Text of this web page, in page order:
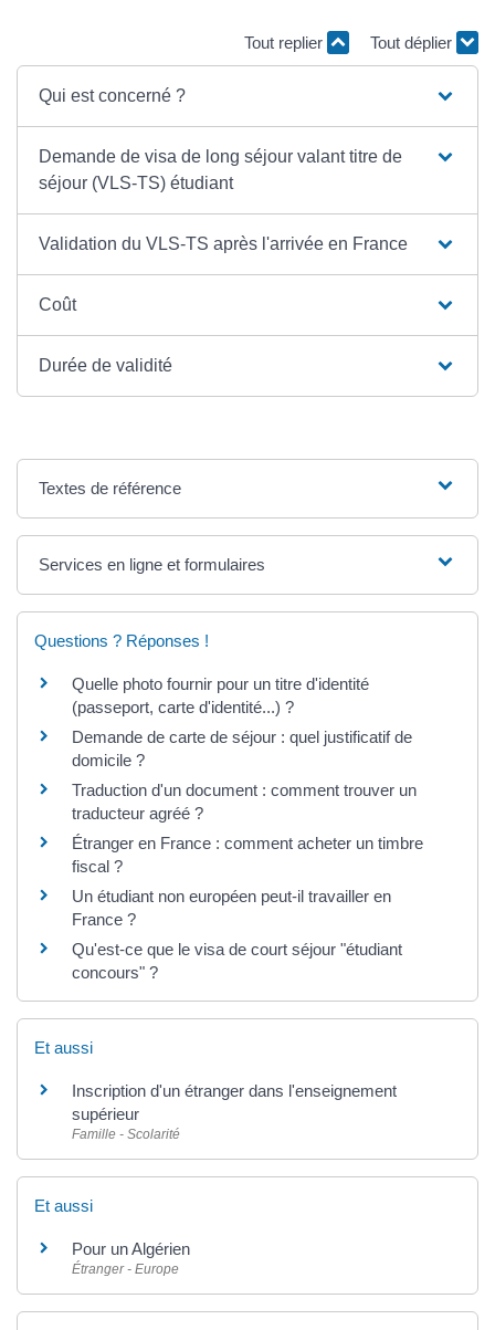
Tout replier Tout déplier
Qui est concerné ?
Demande de visa de long séjour valant titre de
séjour (VLS-TS) étudiant
Validation du VLS-TS après l'arrivée en France
Coût
Durée de validité
Textes de référence
Services en ligne et formulaires
Questions ? Réponses !
Quelle photo fournir pour un titre d'identité
(passeport, carte d'identité...) ?
Demande de carte de séjour : quel justificatif de
domicile ?
Traduction d'un document : comment trouver un
traducteur agréé ?
Étranger en France : comment acheter un timbre
fiscal ?
Un étudiant non européen peut-il travailler en
France ?
Qu'est-ce que le visa de court séjour "étudiant
concours" ?
Et aussi
Inscription d'un étranger dans l'enseignement
supérieur
Famille - Scolarité
Et aussi
Pour un Algérien
Étranger - Europe